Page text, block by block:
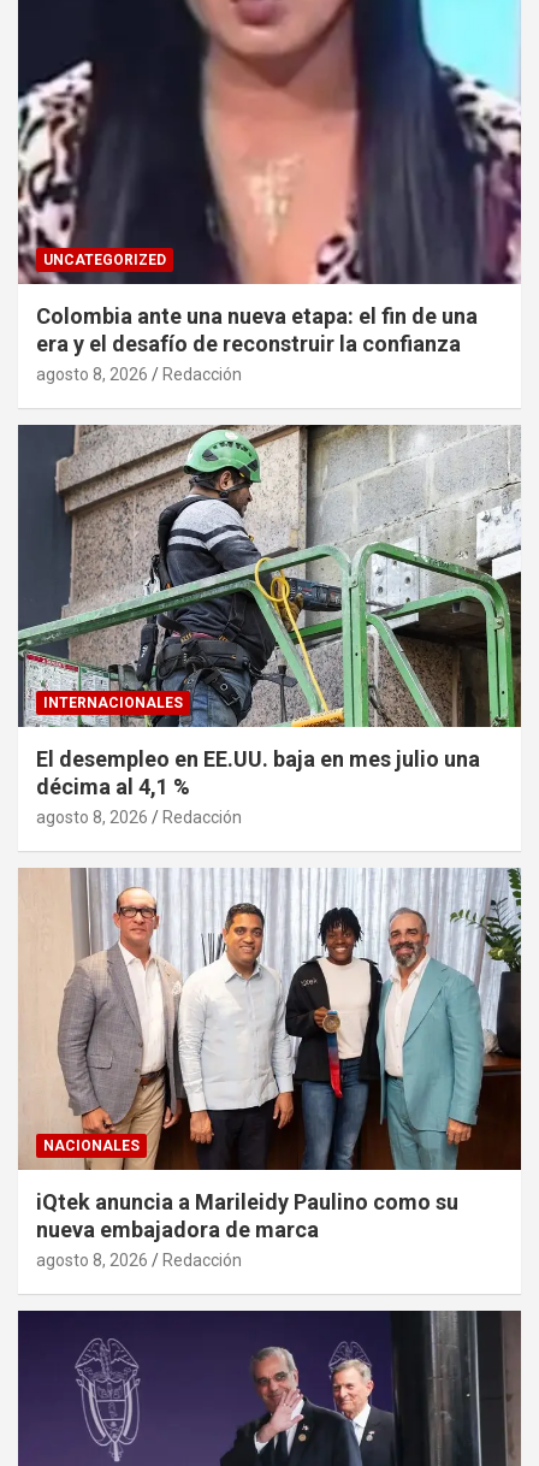
UNCATEGORIZED
Colombia ante una nueva etapa: el fin de una
era y el desafío de reconstruir la confianza
agosto 8, 2026 Redacción
INTERNACIONALES
El desempleo en EE.UU. baja en mes julio una
décima al 4,1 %
agosto 8, 2026 Redacción
NACIONALES
iQtek anuncia a Marileidy Paulino como su
nueva embajadora de marca
agosto 8, 2026 Redacción